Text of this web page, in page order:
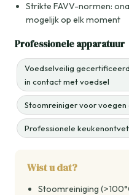
Strikte FAVV-normen:
mogelijk op elk moment
Professionele apparatuur
Voedselveilig
in contact met voedsel
Stoomreiniger voor
Professionele
Wist u dat?
Stoomreiniging